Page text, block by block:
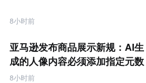
8小时前
亚马逊发布商品展示新规：AI生
成的人像内容必须添加指定元数
据
8小时前